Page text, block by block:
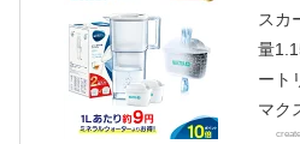
スカ
量
ート
マク